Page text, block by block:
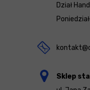
Dział
Sklep